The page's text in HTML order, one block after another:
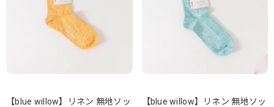
【blue willow】リネン 無地ソッ
【blue willow】リネン 無地ソッ